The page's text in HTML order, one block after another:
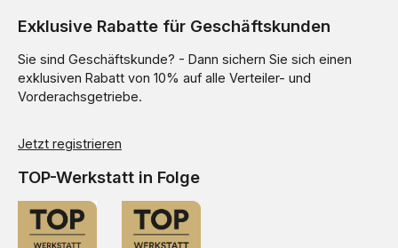
Exklusive Rabatte für Geschäftskunden
Sie sind Geschäftskunde? - Dann sichern Sie sich einen
exklusiven Rabatt von 10% auf alle Verteiler- und
Vorderachsgetriebe.
Jetzt registrieren
TOP-Werkstatt in Folge